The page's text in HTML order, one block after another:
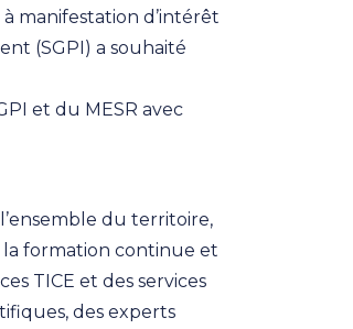
manifestation d’intérêt
(SGPI) a souhaité
et du MESR avec
du territoire,
la formation continue et
TICE et des services
des experts